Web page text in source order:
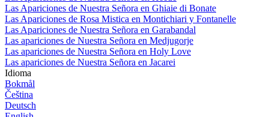
Las Apariciones de Nuestra Señora en Ghiaie di Bonate
Las Apariciones de Rosa Mistica en Montichiari y Fontanelle
Las Apariciones de Nuestra Señora en Garabandal
Las apariciones de Nuestra Señora en Medjugorje
Las apariciones de Nuestra Señora en Holy Love
Las apariciones de Nuestra Señora en Jacarei
Idioma
Bokmål
Čeština
Deutsch